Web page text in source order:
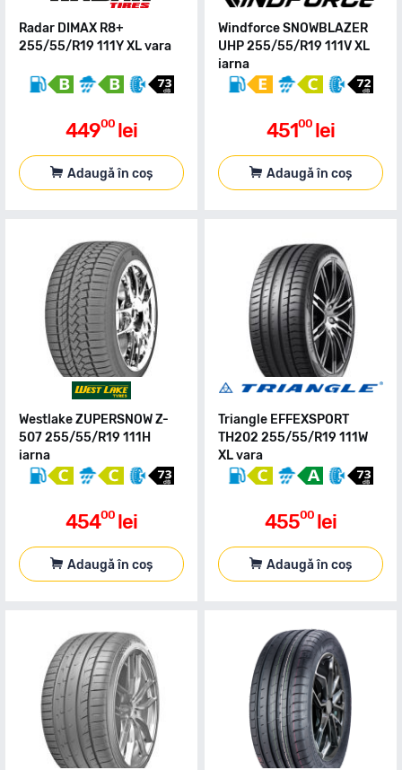
Radar DIMAX R8+
255/55/R19 111Y XL vara
44900 lei
Adaugă în coș
Windforce SNOWBLAZER
UHP 255/55/R19 111V XL
iarna
45100 lei
Adaugă în coș
Westlake ZUPERSNOW Z-
507 255/55/R19 111H
iarna
45400 lei
Adaugă în coș
Triangle EFFEXSPORT
TH202 255/55/R19 111W
XL vara
45500 lei
Adaugă în coș